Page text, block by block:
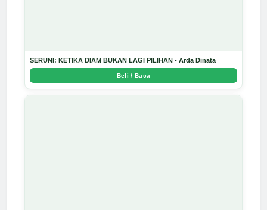
SERUNI: KETIKA DIAM BUKAN LAGI PILIHAN - Arda Dinata
Beli / Baca